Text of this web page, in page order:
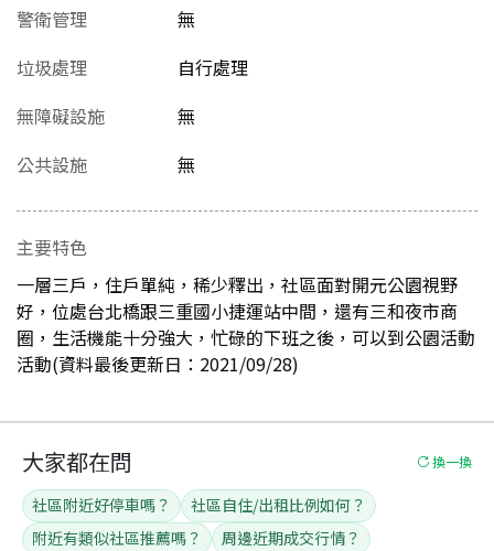
警衛管理
無
垃圾處理
自行處理
無障礙設施
無
公共設施
無
主要特色
一層三戶，住戶單純，稀少釋出，社區面對開元公園視野
好，位處台北橋跟三重國小捷運站中間，還有三和夜市商
圈，生活機能十分強大，忙碌的下班之後，可以到公園活動
活動(資料最後更新日：2021/09/28)
大家都在問 換一換
社區附近好停車嗎？
社區自住/出租比例如何？
附近有類似社區推薦嗎？
周邊近期成交行情？